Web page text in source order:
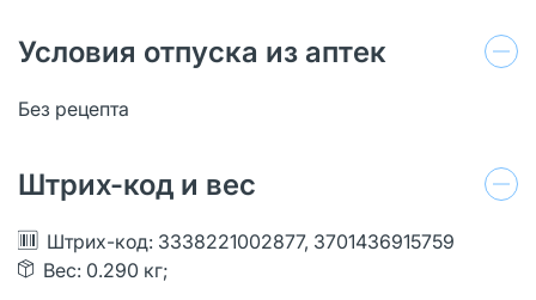
Условия отпуска из аптек
Без рецепта
Штрих-код и вес
Штрих-код: 3338221002877, 3701436915759
Вес: 0.290 кг;